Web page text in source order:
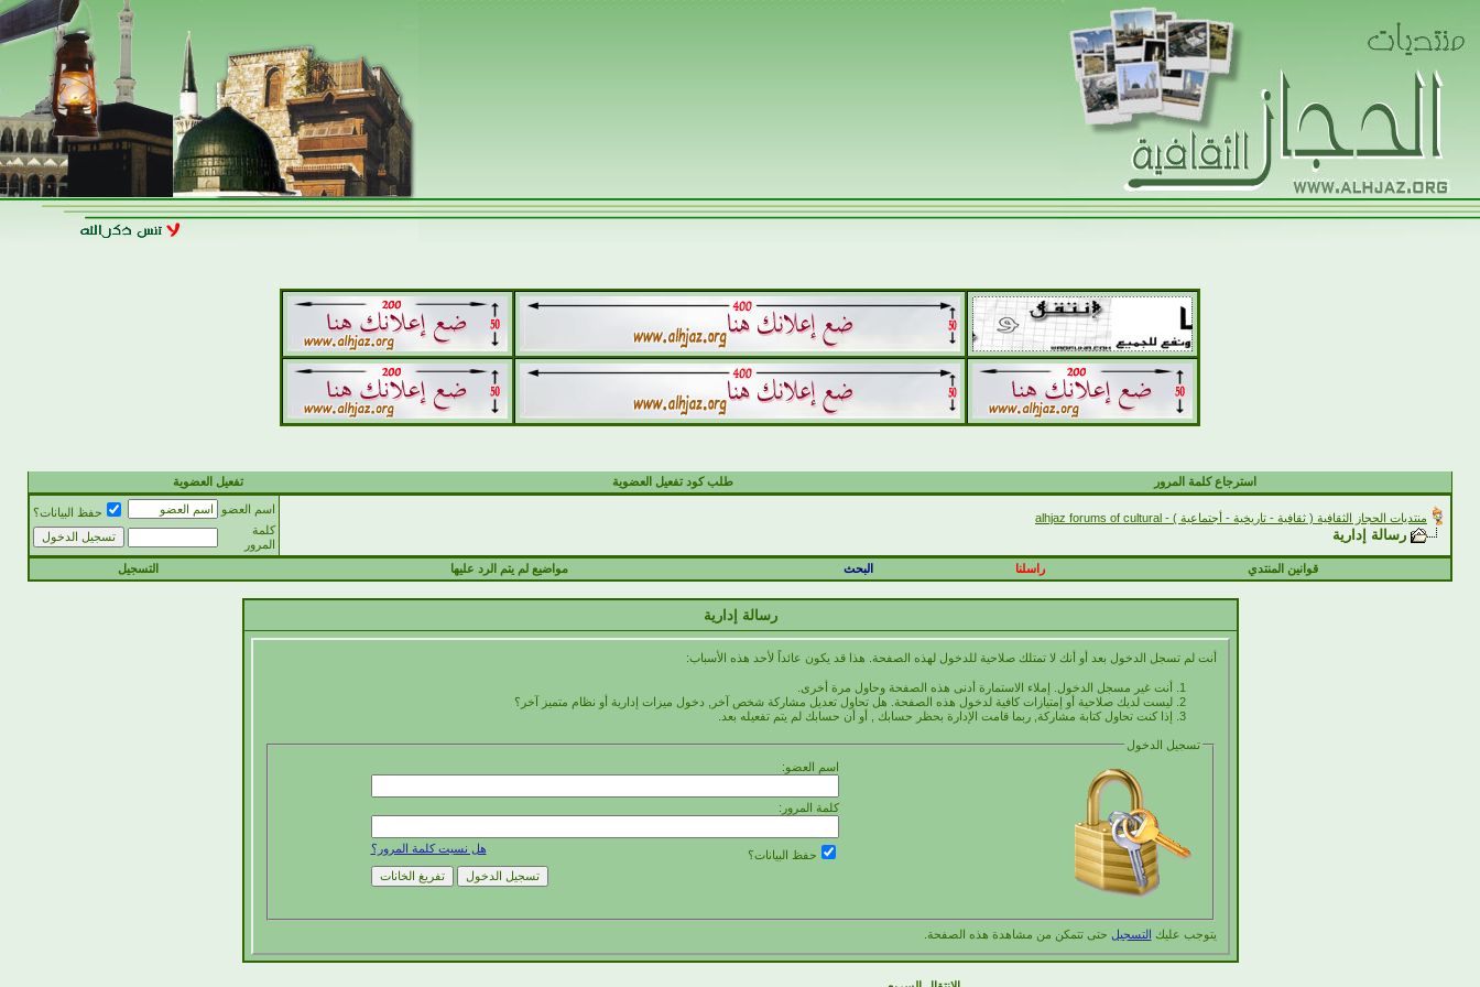
استرجاع كلمة المرور طلب كود تفعيل العضوية تفعيل العضوية
منتديات الحجاز الثقافية ( ثقافية - تاريخية - أجتماعية ) - alhjaz forums of cultural
رسالة إدارية
اسم العضو
حفظ البيانات؟
كلمة
المرور
قوانين المنتدي
راسلنا البحث مواضيع لم يتم الرد عليها التسجيل
رسالة إدارية
أنت لم تسجل الدخول بعد أو أنك لا تمتلك صلاحية للدخول لهذه الصفحة. هذا قد يكون عائداً لأحد هذه الأسباب:
أنت غير مسجل الدخول. إملاء الاستمارة أدنى هذه الصفحة وحاول مرة أخرى.
ليست لديك صلاحية أو إمتيازات كافية لدخول هذه الصفحة. هل تحاول تعديل مشاركة شخص آخر, دخول ميزات إدارية أو نظام متميز آخر؟
إذا كنت تحاول كتابة مشاركة, ربما قامت الإدارة بحظر حسابك , أو أن حسابك لم يتم تفعيله بعد.
تسجيل الدخول
اسم العضو:
كلمة المرور:
هل نسيت كلمة المرور؟ حفظ البيانات؟
يتوجب عليك التسجيل حتى تتمكن من مشاهدة هذه الصفحة.